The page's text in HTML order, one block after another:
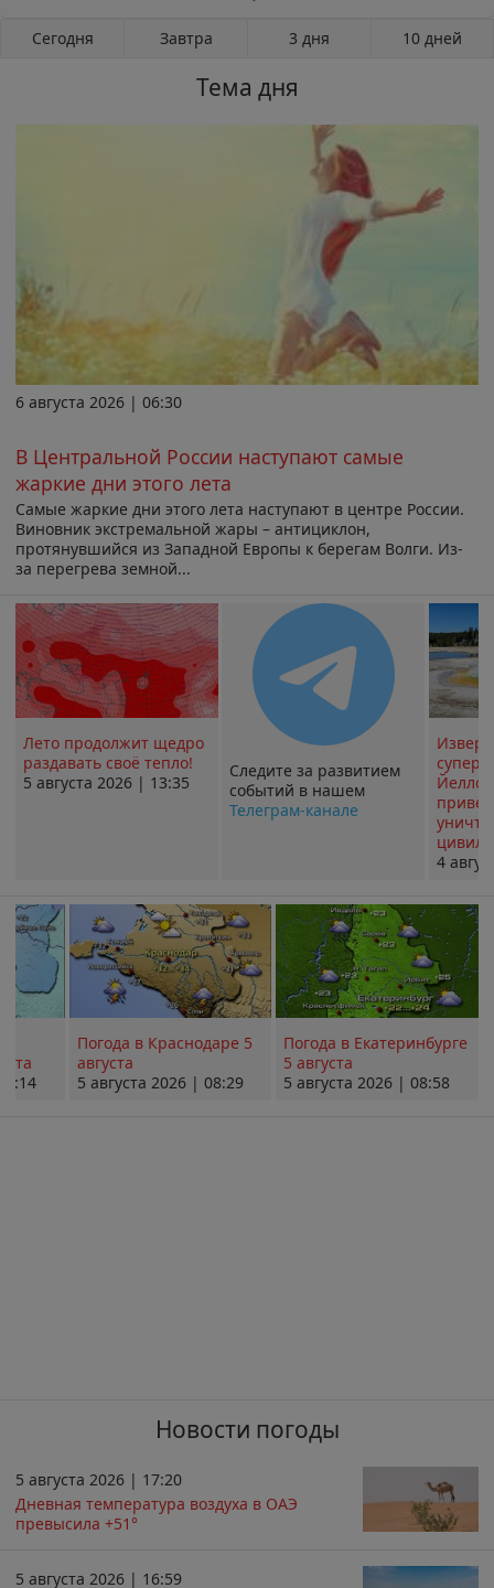
Сегодня Завтра 3 дня 10 дней
Тема дня
6 августа 2026 | 06:30
В Центральной России наступают самые
жаркие дни этого лета
Самые жаркие дни этого лета наступают в центре России.
Виновник экстремальной жары – антициклон,
протянувшийся из Западной Европы к берегам Волги. Из-
за перегрева земной...
Лето продолжит щедро
раздавать своё тепло!
5 августа 2026 | 13:35
Следите за развитием
событий в нашем
Телеграм-канале
4
Погода в Краснодаре 5
августа
5 августа 2026 | 08:29
Погода в Екатеринбурге
5 августа
5 августа 2026 | 08:58
Новости погоды
5 августа 2026 | 17:20
Дневная температура воздуха в ОАЭ
превысила +51°
5 августа 2026 | 16:59